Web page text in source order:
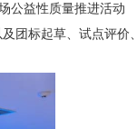
公益性质量推进活动
团标起草、试点评价、